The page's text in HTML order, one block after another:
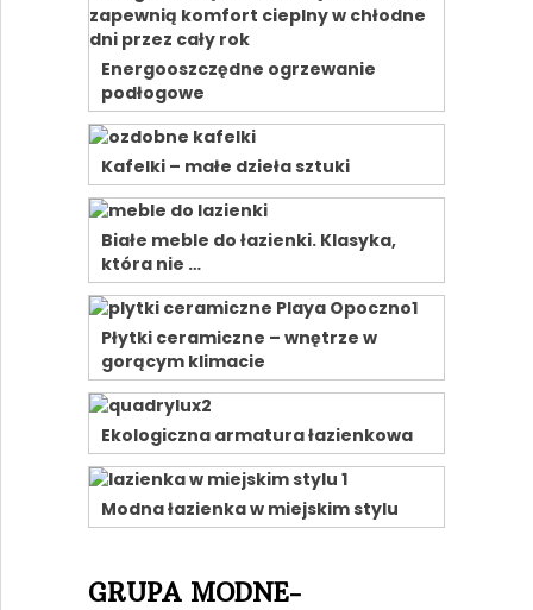
Energooszczędne ogrzewanie
podłogowe
Kafelki – małe dzieła sztuki
Białe meble do łazienki. Klasyka,
która nie …
Płytki ceramiczne – wnętrze w
gorącym klimacie
Ekologiczna armatura łazienkowa
Modna łazienka w miejskim stylu
GRUPA MODNE-